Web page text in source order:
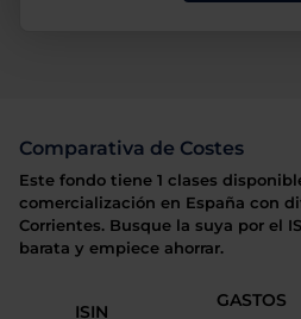
Comparativa de Costes
Este fondo tiene 1 clases
comercialización en España con
Corrientes. Busque la suya por el
barata y empiece ahorrar.
ISIN
GASTOS